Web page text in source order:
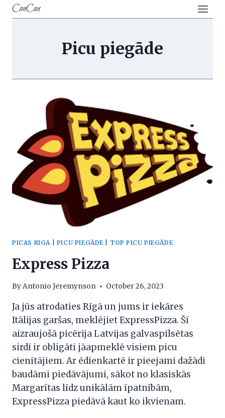
SkipCanCan
Picu piegāde
PICAS RIGA PICU PIEGĀDE| TOP PICU PIEGĀDE
Express Pizza
ByAntonio Jeremynson October 26, 2023
Ja jūs atrodaties Rīgā un jums ir iekāres
Itālijas garšas, meklējiet ExpressPizza. Šī
aizraujošā picērija Latvijas galvaspilsētas
sirdī ir obligāti jāapmeklē visiem picu
cienītājiem. Ar ēdienkartē ir pieejami dažādi
baudāmi piedāvājumi, sākot no klasiskās
Margarītas līdz unikālām īpatnībām,
ExpressPizza piedāvā kaut ko ikvienam.